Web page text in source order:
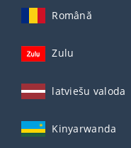
Română
Zulu
latviešu valoda
Kinyarwanda